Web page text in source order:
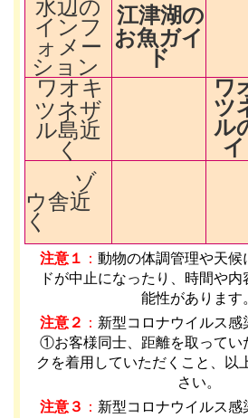
水辺の
インフ
ォメー
ション
江津湖の
お魚ガイ
ド
ワオキ
ツネザ
ル島近
く
ワ
ツ
ル
ゾ
ウ舎近
く
注意１ ：動物の体調管理や天候
ドが中止になったり、時間や
能性があります
注意２ ： 新型コロナウイルス感
①お客様同士、距離を取って
クを着用していただくこと、以
さい。
注意３ ： 新型コロナウイルス感